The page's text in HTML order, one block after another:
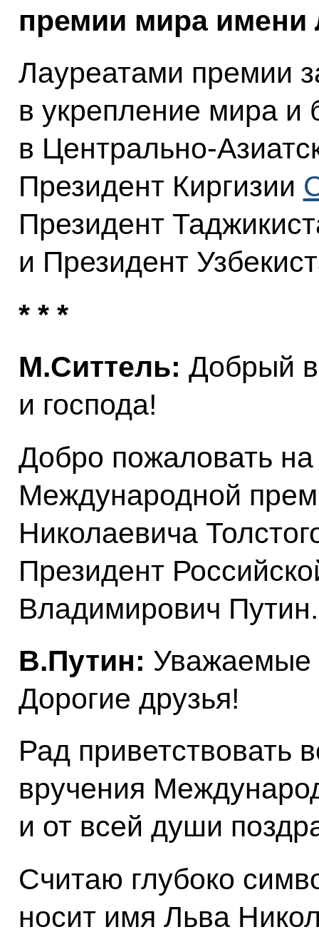
премии мира имени
Лауреатами премии
в укрепление мира и
в Центрально-
Президент Киргизии
Президент
и Президент
* * *
М.Ситтель: Добрый
и господа!
Добро пожаловать
Международной
Николаевича
Президент
Владимирович Путин.
В.Путин: Уважаемые
Дорогие друзья!
Рад приветствовать
вручения
и от всей души
Считаю глубоко
носит имя Льва